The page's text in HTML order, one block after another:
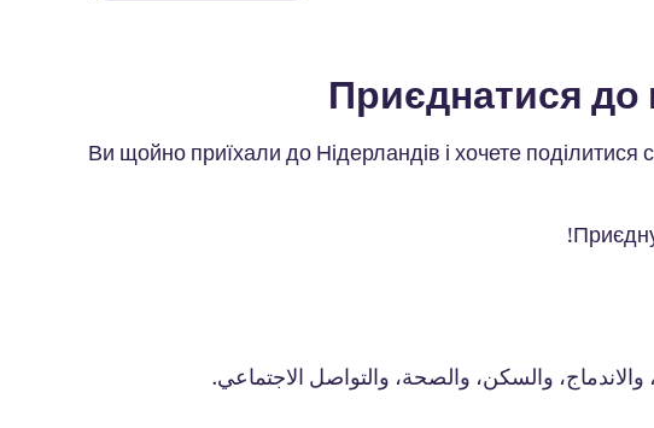
Ви щойно приїхали до Нідерландів і хочете